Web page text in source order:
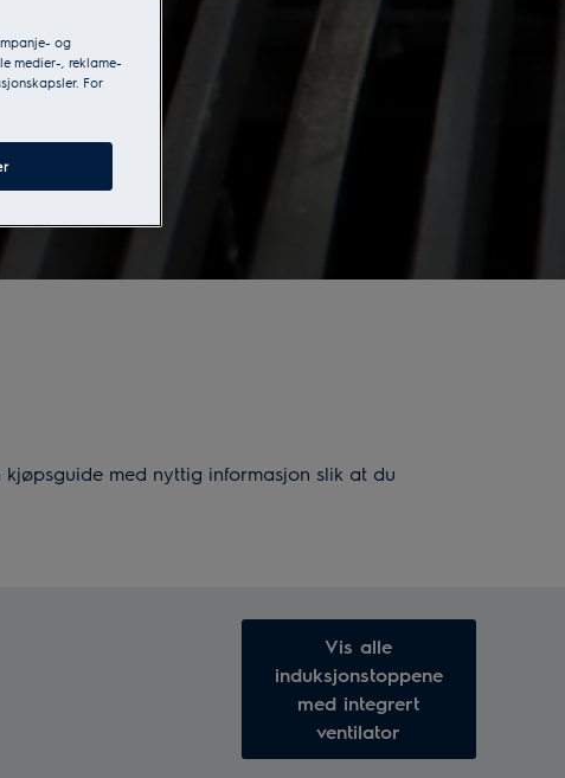
med nyttig informasjon slik at du
Vis alle
induksjonstoppene
med integrert
ventilator
og
medier-, reklame-
For